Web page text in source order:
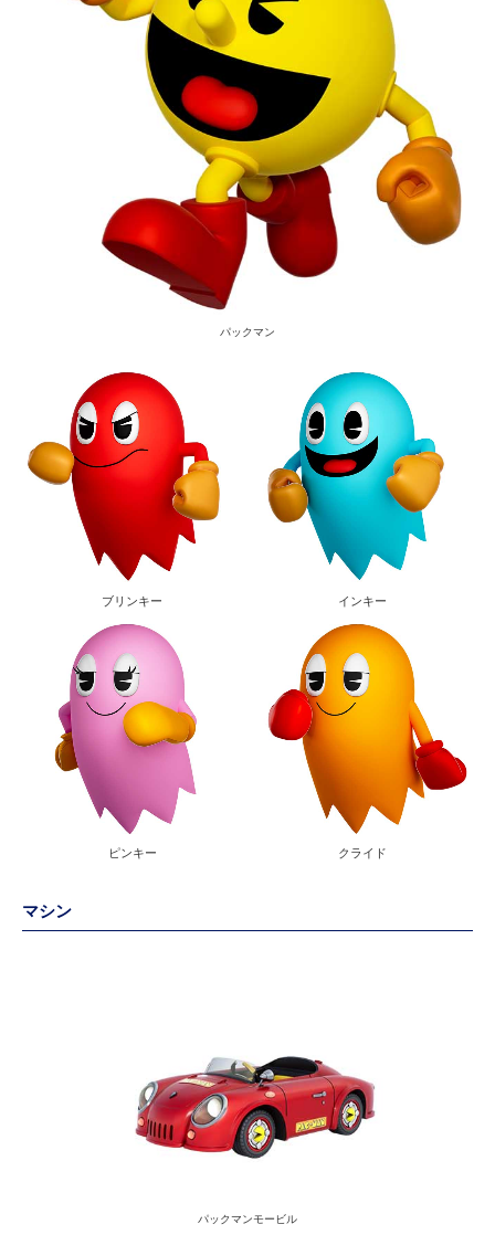
パックマン
ブリンキー インキー
ピンキー クライド
マシン
パックマンモービル